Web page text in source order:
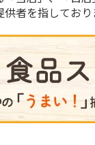
者を指しており